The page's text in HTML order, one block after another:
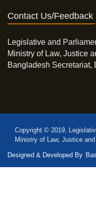
Contact Us/Feedback
Legislative and
Ministry of Law, Justice
Bangladesh Secretariat,
Copyright © 2019,
Ministry of Law, Justice
Designed & Developed By